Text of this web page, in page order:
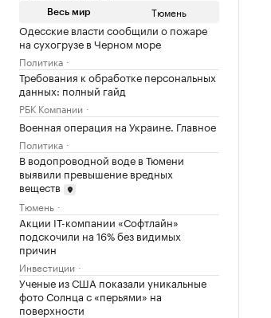
Весь мир Тюмень
Одесские власти сообщили о пожаре
на сухогрузе в Черном море
Политика
Требования к обработке персональных
данных: полный гайд
РБК Компании
Военная операция на Украине. Главное
Политика
В водопроводной воде в Тюмени
выявили превышение вредных
веществ
Тюмень
Акции IT-компании «Софтлайн»
подскочили на 16% без видимых
причин
Инвестиции
Ученые из США показали уникальные
фото Солнца с «перьями» на
поверхности